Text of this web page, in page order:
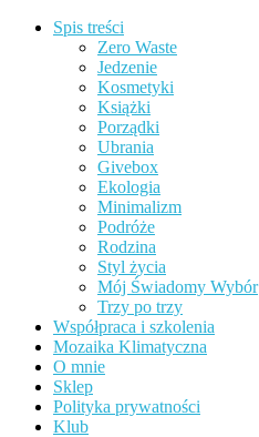
Spis treści
Zero Waste
Jedzenie
Kosmetyki
Książki
Porządki
Ubrania
Givebox
Ekologia
Minimalizm
Podróże
Rodzina
Styl życia
Mój Świadomy Wybór
Trzy po trzy
Współpraca i szkolenia
Mozaika Klimatyczna
O mnie
Sklep
Polityka prywatności
Klub